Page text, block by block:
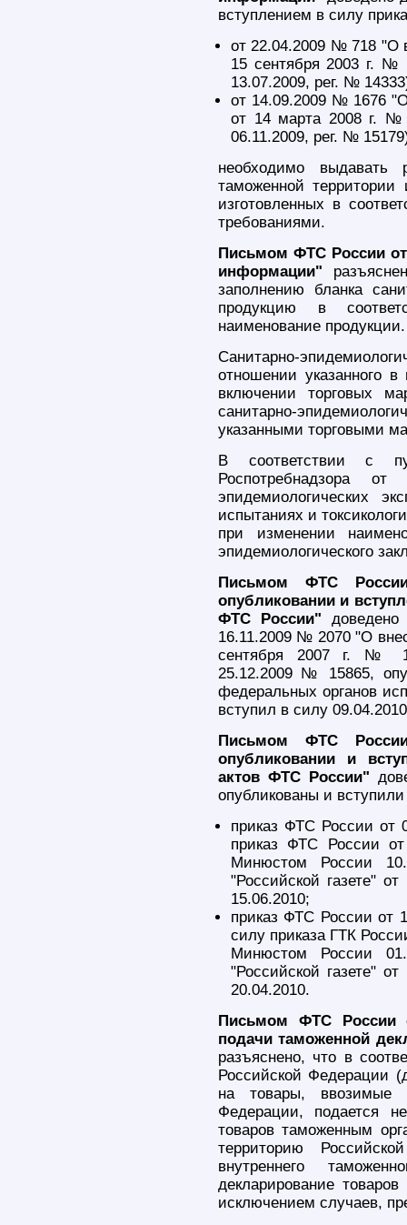
вступлением в силу
от 22.04.2009 № 718 "О
15 сентября 2003 г. №
13.07.2009, рег. №
от 14.09.2009 № 1676
от 14 марта 2008 г. №
06.11.2009, рег. №
необходимо выдавать
таможенной
изготовленных в
требованиями.
Письмом ФТС России от
информации"
заполнению бланка
продукцию в
наименование продукции.
Санитарно-
отношении указанного
включении торговых
санитарно-
указанными торговыми
В соответствии с
Роспотребнадзора
эпидемиологических
испытаниях и
при изменении
эпидемиологического
Письмом ФТС
опубликовании и
ФТС России"
16.11.2009 № 2070 "О
сентября 2007 г. №
25.12.2009 № 15865,
федеральных органов
вступил в силу
Письмом ФТС
опубликовании и
актов ФТС России"
опубликованы и
приказ ФТС России от
приказ ФТС России
Минюстом России
"Российской газете"
15.06.2010;
приказ ФТС России от
силу приказа ГТК
Минюстом России
"Российской газете"
20.04.2010.
Письмом ФТС России
подачи таможенной
разъяснено, что в
Российской Федерации
на товары, ввозимые
Федерации, подается
товаров таможенным
территорию
внутреннего
декларирование
исключением случаев,